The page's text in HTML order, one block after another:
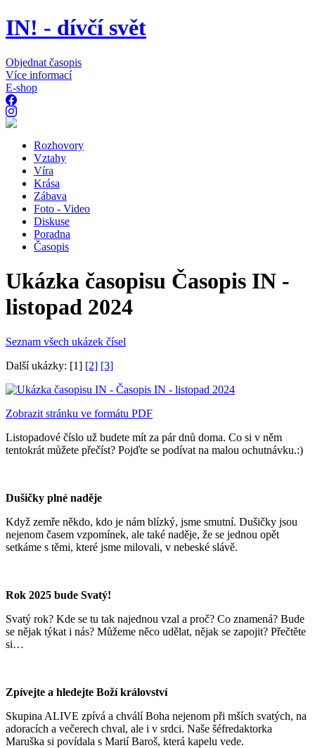
IN! - dívčí svět
Objednat časopis
Více informací
E-shop
Rozhovory
Vztahy
Víra
Krása
Zábava
Foto - Video
Diskuse
Poradna
Časopis
Ukázka časopisu Časopis IN -
listopad 2024
Seznam všech ukázek čísel
Další ukázky: [1] [2] [3]
Zobrazit stránku ve formátu PDF
Listopadové číslo už budete mít za pár dnů doma. Co si v něm
tentokrát můžete přečíst? Pojďte se podívat na malou ochutnávku.:)
Dušičky plné naděje
Když zemře někdo, kdo je nám blízký, jsme smutní. Dušičky jsou
nejenom časem vzpomínek, ale také naděje, že se jednou opět
setkáme s těmi, které jsme milovali, v nebeské slávě.
Rok 2025 bude Svatý!
Svatý rok? Kde se tu tak najednou vzal a proč? Co znamená? Bude
se nějak týkat i nás? Můžeme něco udělat, nějak se zapojit? Přečtěte
si…
Zpívejte a hledejte Boží království
Skupina ALIVE zpívá a chválí Boha nejenom při mších svatých, na
adoracích a večerech chval, ale i v srdci. Naše šéfredaktorka
Maruška si povídala s Marií Baroš, která kapelu vede.